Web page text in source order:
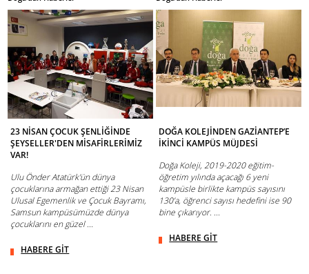
23 NİSAN ÇOCUK ŞENLİĞİNDE
ŞEYSELLER'DEN MİSAFİRLERİMİZ
VAR!
Ulu Önder Atatürk'ün dünya
çocuklarına armağan ettiği 23 Nisan
Ulusal Egemenlik ve Çocuk Bayramı,
Samsun kampüsümüzde dünya
çocuklarını en güzel ...
HABERE GİT
DOĞA KOLEJİNDEN GAZİANTEP’E
İKİNCİ KAMPÜS MÜJDESİ
Doğa Koleji, 2019-2020 eğitim-
öğretim yılında açacağı 6 yeni
kampüsle birlikte kampüs sayısını
130’a, öğrenci sayısı hedefini ise 90
bine çıkarıyor. ...
HABERE GİT